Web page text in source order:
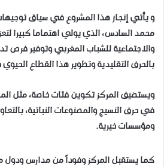
و يأتي إنجاز هذا المشروع في سياق
محمد السادس، الذي يولي اهتماما كبيرا
والاجتماعية للشباب المغربي وتوفير فرص
بالحرف التقليدية وتطوير هذا القطاع
ويستضيف المركز تكوين فئات خاصة، مثل
في حرف النسيج والمصنوعات النباتية،
ومؤسسات خيرية.
كما يستقبل المركز وفوداً من مدارس ودول